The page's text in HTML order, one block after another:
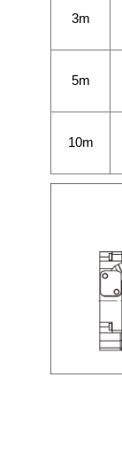
3m
5m
10m